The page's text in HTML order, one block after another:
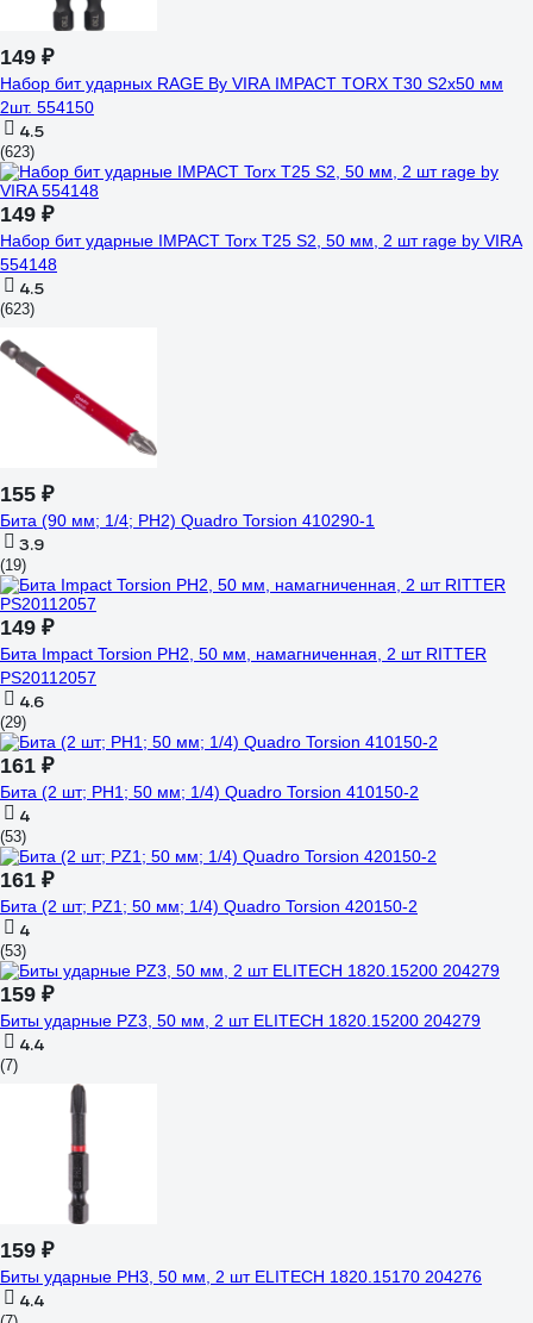
149 ₽
Набор бит ударных RAGE By VIRA IMPACT TORX T30 S2x50 мм
2шт. 554150
4.5
(623)
149 ₽
Набор бит ударные IMPACT Torx T25 S2, 50 мм, 2 шт rage by VIRA
554148
4.5
(623)
155 ₽
Бита (90 мм; 1/4; PН2) Quadro Torsion 410290-1
3.9
(19)
149 ₽
Бита Impact Torsion PH2, 50 мм, намагниченная, 2 шт RITTER
PS20112057
4.6
(29)
161 ₽
Бита (2 шт; PH1; 50 мм; 1/4) Quadro Torsion 410150-2
4
(53)
161 ₽
Бита (2 шт; PZ1; 50 мм; 1/4) Quadro Torsion 420150-2
4
(53)
159 ₽
Биты ударные PZ3, 50 мм, 2 шт ELITECH 1820.15200 204279
4.4
(7)
159 ₽
Биты ударные PH3, 50 мм, 2 шт ELITECH 1820.15170 204276
4.4